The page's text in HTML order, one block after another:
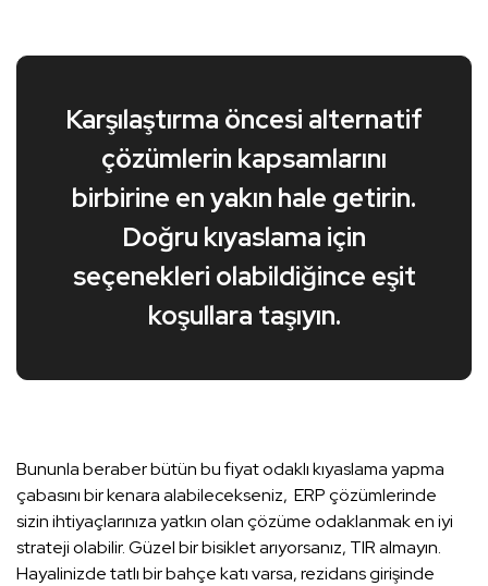
Karşılaştırma öncesi alternatif
çözümlerin kapsamlarını
birbirine en yakın hale getirin.
Doğru kıyaslama için
seçenekleri olabildiğince eşit
koşullara taşıyın.
Bununla beraber bütün bu fiyat odaklı kıyaslama yapma
çabasını bir kenara alabilecekseniz, ERP çözümlerinde
sizin ihtiyaçlarınıza yatkın olan çözüme odaklanmak en iyi
strateji olabilir. Güzel bir bisiklet arıyorsanız, TIR almayın.
Hayalinizde tatlı bir bahçe katı varsa, rezidans girişinde